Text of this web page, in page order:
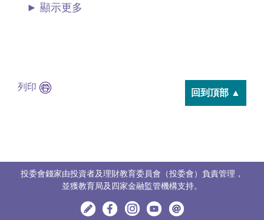
顯示更多
列印
回到頂部 ▲
投委會錢家由投資者及理財教育委員會（投委會）負責管理，
並獲教育局及四家金融監管機構支持。